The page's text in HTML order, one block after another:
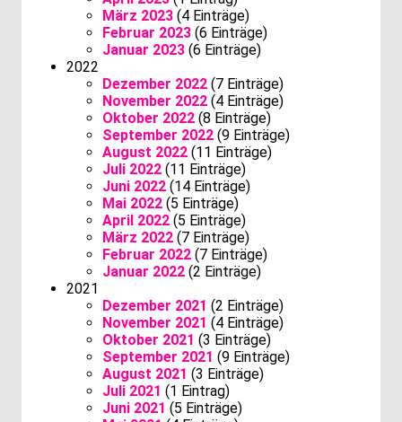
März 2023 (4 Einträge)
Februar 2023 (6 Einträge)
Januar 2023 (6 Einträge)
2022
Dezember 2022 (7 Einträge)
November 2022 (4 Einträge)
Oktober 2022 (8 Einträge)
September 2022 (9 Einträge)
August 2022 (11 Einträge)
Juli 2022 (11 Einträge)
Juni 2022 (14 Einträge)
Mai 2022 (5 Einträge)
April 2022 (5 Einträge)
März 2022 (7 Einträge)
Februar 2022 (7 Einträge)
Januar 2022 (2 Einträge)
2021
Dezember 2021 (2 Einträge)
November 2021 (4 Einträge)
Oktober 2021 (3 Einträge)
September 2021 (9 Einträge)
August 2021 (3 Einträge)
Juli 2021 (1 Eintrag)
Juni 2021 (5 Einträge)